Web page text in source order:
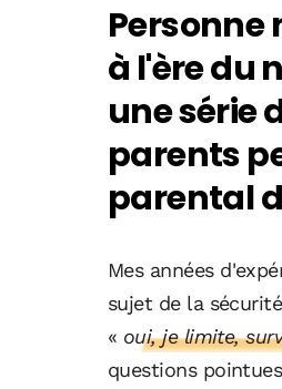
Personne
à l'ère du
une série
parents
parental
Mes années
sujet de la
« oui, je limite,
questions